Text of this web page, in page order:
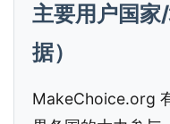
主要用户国家
据）
MakeChoice.org